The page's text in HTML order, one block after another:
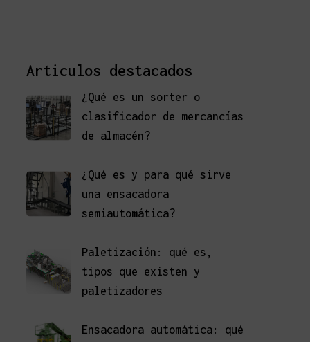
Articulos destacados
¿Qué es un sorter o
clasificador de mercancías
de almacén?
¿Qué es y para qué sirve
una ensacadora
semiautomática?
Paletización: qué es,
tipos que existen y
paletizadores
Ensacadora automática: qué